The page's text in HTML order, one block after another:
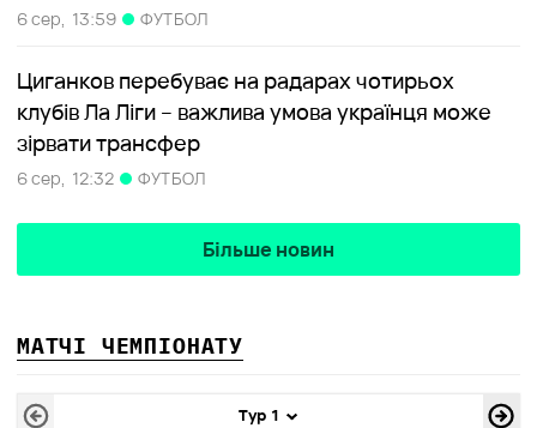
6 сер, 13:59 ФУТБОЛ
Циганков перебуває на радарах чотирьох
клубів Ла Ліги – важлива умова українця може
зірвати трансфер
6 сер, 12:32 ФУТБОЛ
Більше новин
МАТЧІ ЧЕМПІОНАТУ
Тур 1